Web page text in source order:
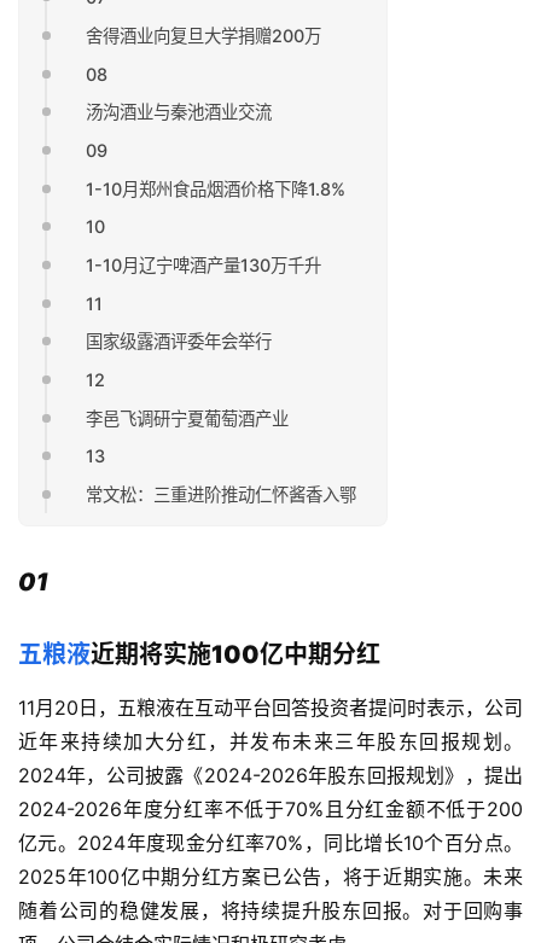
舍得酒业向复旦大学捐赠200万
08
汤沟酒业与秦池酒业交流
09
1-10月郑州食品烟酒价格下降1.8%
10
1-10月辽宁啤酒产量130万千升
11
国家级露酒评委年会举行
12
李邑飞调研宁夏葡萄酒产业
13
常文松：三重进阶推动仁怀酱香入鄂
01
五粮液近期将实施100亿中期分红
11月20日，五粮液在互动平台回答投资者提问时表示，公司
近年来持续加大分红，并发布未来三年股东回报规划。
2024年，公司披露《2024-2026年股东回报规划》，提出
2024-2026年度分红率不低于70%且分红金额不低于200
亿元。2024年度现金分红率70%，同比增长10个百分点。
2025年100亿中期分红方案已公告，将于近期实施。未来
随着公司的稳健发展，将持续提升股东回报。对于回购事